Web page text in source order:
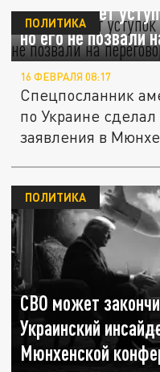
Келлог ждет
но его не позвали
ПОЛИТИКА
16 ФЕВРАЛЯ 08:17
Спецпосланник
по Украине
заявления в
СВО может
Украинский
Мюнхенской
ПОЛИТИКА